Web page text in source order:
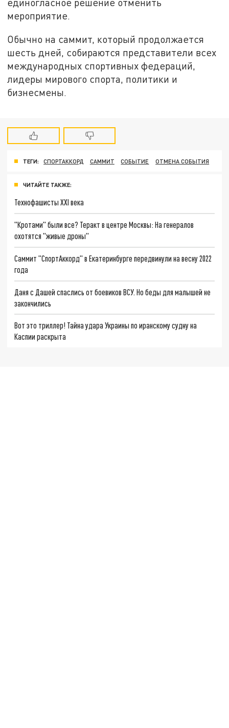
единогласное решение отменить
мероприятие.
Обычно на саммит, который продолжается
шесть дней, собираются представители всех
международных спортивных федераций,
лидеры мирового спорта, политики и
бизнесмены.
ТЕГИ: СПОРТАККОРД САММИТ СОБЫТИЕ ОТМЕНА СОБЫТИЯ
ЧИТАЙТЕ ТАКЖЕ:
Технофашисты XXI века
"Кротами" были все? Теракт в центре Москвы: На генералов
охотятся "живые дроны"
Саммит "СпортАккорд" в Екатеринбурге передвинули на весну 2022
года
Даня с Дашей спаслись от боевиков ВСУ. Но беды для малышей не
закончились
Вот это триллер! Тайна удара Украины по иранскому судну на
Каспии раскрыта